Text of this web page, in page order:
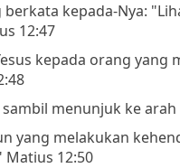
berkata kepada-Nya:
12:47
kepada orang yang
sambil menunjuk ke
yang melakukan
Matius 12:50